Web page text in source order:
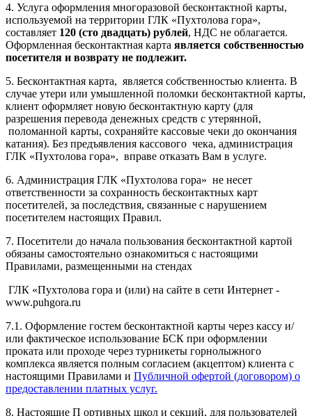
4. Услуга оформления многоразовой бесконтактной карты,
используемой на территории ГЛК «Пухтолова гора»,
составляет 120 (сто двадцать) рублей, НДС не облагается.
Оформленная бесконтактная карта является собственностью
посетителя и возврату не подлежит.
5. Бесконтактная карта, является собственностью клиента. В
случае утери или умышленной поломки бесконтактной карты,
клиент оформляет новую бесконтактную карту (для
разрешения перевода денежных средств с утерянной,
поломанной карты, сохраняйте кассовые чеки до окончания
катания). Без предъявления кассового чека, администрация
ГЛК «Пухтолова гора», вправе отказать Вам в услуге.
6. Администрация ГЛК «Пухтолова гора» не несет
ответственности за сохранность бесконтактных карт
посетителей, за последствия, связанные с нарушением
посетителем настоящих Правил.
7. Посетители до начала пользования бесконтактной картой
обязаны самостоятельно ознакомиться с настоящими
Правилами, размещенными на стендах
ГЛК «Пухтолова гора и (или) на сайте в сети Интернет -
www.puhgora.ru
7.1. Оформление гостем бесконтактной карты через кассу и/
или фактическое использование БСК при оформлении
проката или проходе через турникеты горнолыжного
комплекса является полным согласием (акцептом) клиента с
настоящими Правилами и Публичной офертой (договором) о
предоставлении платных услуг.
8. Настоящие П ортивных школ и секций, для пользователей